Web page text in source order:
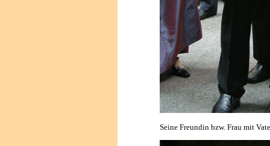
Seine Freundin bzw. Frau mit